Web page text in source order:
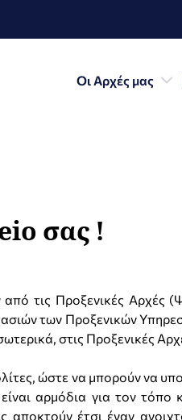
Οι Αρχές μας
σας !
τις Προξενικές Αρχές
των Προξενικών
στις Προξενικές
ώστε να μπορούν να
αρμόδια για τον τόπο
αποκτούν έτσι έναν